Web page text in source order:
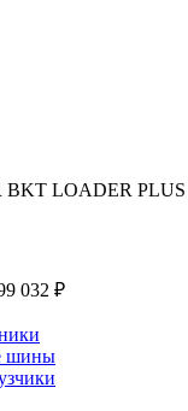
BKT LOADER
032 ₽
шины